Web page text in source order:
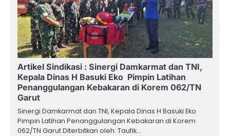
Artikel Sindikasi : Sinergi Damkarmat dan TNI,
Kepala Dinas H Basuki Eko Pimpin Latihan
Penanggulangan Kebakaran di Korem 062/TN
Garut
Sinergi Damkarmat dan TNI, Kepala Dinas H Basuki Eko
Pimpin Latihan Penanggulangan Kebakaran di Korem
062/TN Garut Diterbitkan oleh: Taufik…